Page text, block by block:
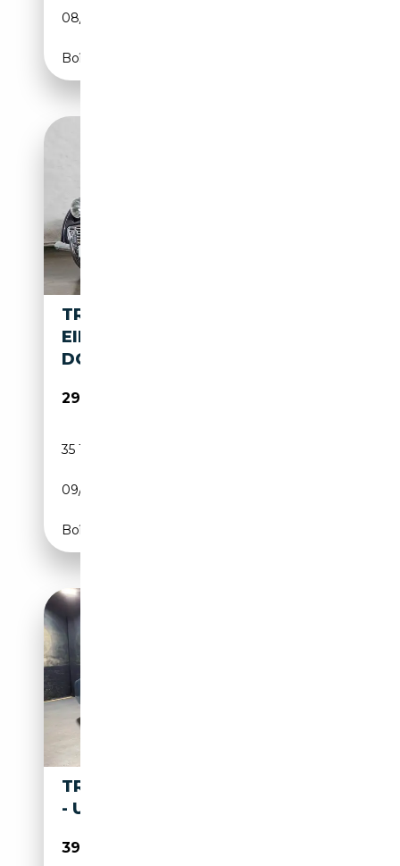
08/1958
Boîte manuelle
TRIUMPH TR3 A, 14 JAHRE
EINEN BESITZER ! GUT
DOKUMENTIERT
29 900€
35 181 km
09/1958
Boîte manuelle
TRIUMPH TR3 A RESTAURIERT
- UMFANGREICHE HISTORIE 2+
39 900€